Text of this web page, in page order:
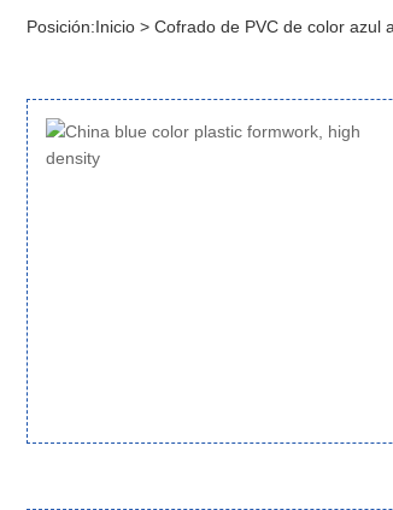
Posición:Inicio > Cofrado de PVC de color azul